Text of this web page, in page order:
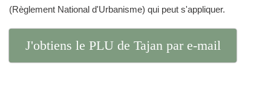
(Règlement National d'Urbanisme) qui peut s'appliquer.
J'obtiens le PLU de Tajan par e-mail